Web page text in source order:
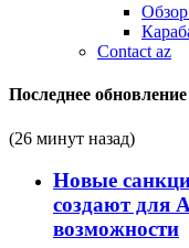
Contact az
Последнее обновление
(26 минут назад)
Новые
создают для
возможности